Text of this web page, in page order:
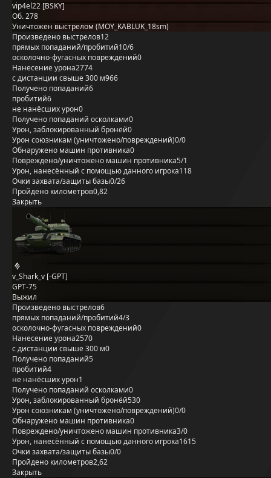
vip4el22 [BSKY]
Об. 278
Уничтожен выстрелом (MOY_KABLUK_18sm)
Произведено выстрелов12
прямых попаданий/пробитий10/6
осколочно-фугасных повреждений0
Нанесение урона2774
с дистанции свыше 300 м966
Получено попаданий6
пробитий6
не нанёсших урон0
Получено попаданий осколками0
Урон, заблокированный бронёй0
Урон союзникам (уничтожено/повреждений)0/0
Обнаружено машин противника0
Повреждено/уничтожено машин противника5/1
Урон, нанесённый с помощью данного игрока118
Очки захвата/защиты базы0/26
Пройдено километров0,82
Закрыть
v_Shark_v [-GPT]
GPT-75
Выжил
Произведено выстрелов6
прямых попаданий/пробитий4/3
осколочно-фугасных повреждений0
Нанесение урона2570
с дистанции свыше 300 м0
Получено попаданий5
пробитий4
не нанёсших урон1
Получено попаданий осколками0
Урон, заблокированный бронёй530
Урон союзникам (уничтожено/повреждений)0/0
Обнаружено машин противника0
Повреждено/уничтожено машин противника3/0
Урон, нанесённый с помощью данного игрока1615
Очки захвата/защиты базы0/0
Пройдено километров2,62
Закрыть